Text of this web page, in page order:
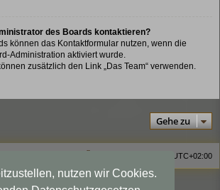
nutzen wir Cookies.
des Boards kontaktieren?
können das Kontaktformular nutzen, wenn die
Administration aktiviert wurde.
zusätzlich den Link „Das Team“ verwenden.
Gehe zu
UTC+02:00
Viewlegend Icon-Legende